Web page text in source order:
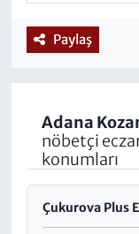
Paylaş
Adana
nöbetçi
konumları
Çukurova Plus
Son Dakika